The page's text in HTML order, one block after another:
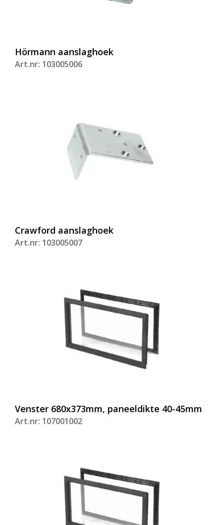
Hörmann aanslaghoek
Art.nr: 103005006
Crawford aanslaghoek
Art.nr: 103005007
Venster 680x373mm, paneeldikte 40-45mm
Art.nr: 107001002